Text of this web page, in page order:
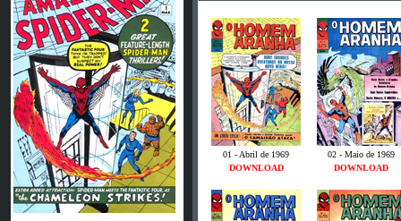
01 - Abril de 1969
02 - Maio de 1969
DOWNLOAD
DOWNLOAD